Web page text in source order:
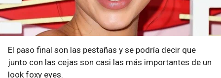
El paso final son las pestañas y se podría decir que
junto con las cejas son casi las más importantes de un
look foxy eyes.